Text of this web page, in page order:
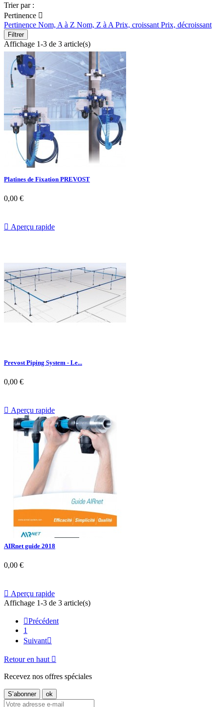
Trier par :
Pertinence 
Pertinence Nom, A à Z Nom, Z à A Prix, croissant Prix, décroissant
Filtrer
Affichage 1-3 de 3 article(s)
Platines de Fixation PREVOST
0,00 €
 Aperçu rapide
Prevost Piping System - Le...
0,00 €
 Aperçu rapide
AIRnet guide 2018
0,00 €
 Aperçu rapide
Affichage 1-3 de 3 article(s)
Précédent
1
Suivant
Retour en haut 
Recevez nos offres spéciales